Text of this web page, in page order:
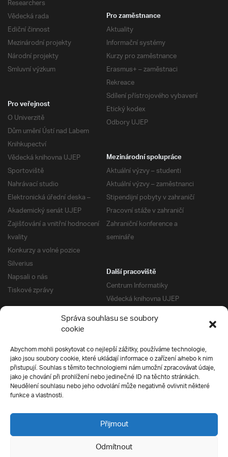
Správa souhlasu se soubory
cookie
Abychom mohli poskytovat co nejlepší zážitky, používáme technologie,
jako jsou soubory cookie, které ukládají informace o zařízení a/nebo k nim
přistupují. Souhlas s těmito technologiemi nám umožní zpracovávat údaje,
jako je chování při prohlížení nebo jedinečné ID na těchto stránkách.
Neudělení souhlasu nebo jeho odvolání může negativně ovlivnit některé
funkce a vlastnosti.
Přijmout
Odmítnout
Researchers
Vědecká rada
Ediční činnost
Mezinárodní projekty
Národní projekty
Smluvní výzkum
Pro zaměstnance
Aktuality
Informační systémy
Kurzy pro zaměstnance
Erasmus+ – zaměstnaci
Rekreace
Sdílení přístrojového vybavení
Etický kodex
Odbory UJEP
Pro veřejnost
O Univerzitě
Dům umění Ústí nad Labem
Knihkupectví
Vědecká knihovna UJEP
Sportoviště
Nahrávací studio
Elektronická úřední deska –
Akademický senát UJEP
Zajišťování a vnitřní hodnocení
kvality
Konkurzy a volné pozice
Silverius
Napsali o nás
Tiskové zprávy
Mezinárodní spolupráce
Aktuální výzvy – studenti
Aktuální výzvy – zaměstnanci
Stipendijní pobyty v zahraničí
Pracovní stáže v zahraničí
Zahraniční konference a
semináře
Další pracoviště
Centrum Informatiky
Vědecká knihovna UJEP
Správa kolejí a menz
Univerzitní centrum podpory
Silverius
Pro uchazeče
Přijímací řízení
E-prihlaska
Přípravné kurzy
Ochrana soukromí